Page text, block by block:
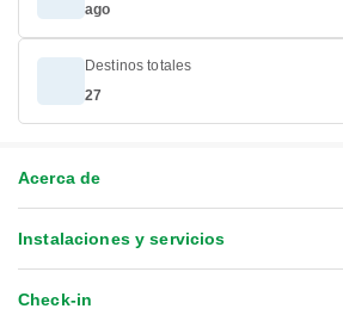
ago
Destinos totales
27
Acerca de
Instalaciones y servicios
Check-in